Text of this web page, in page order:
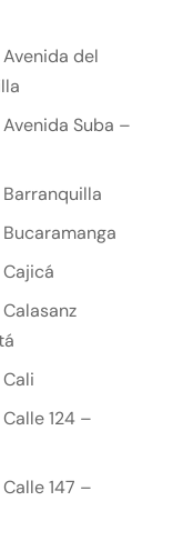
Avenida del
Suba –
Barranquilla
Bucaramanga
Cajicá
124 –
147 –